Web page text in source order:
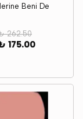
Beni De
262.50
175.00